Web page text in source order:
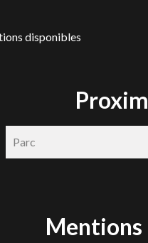
disponibles
Parc
Mentions